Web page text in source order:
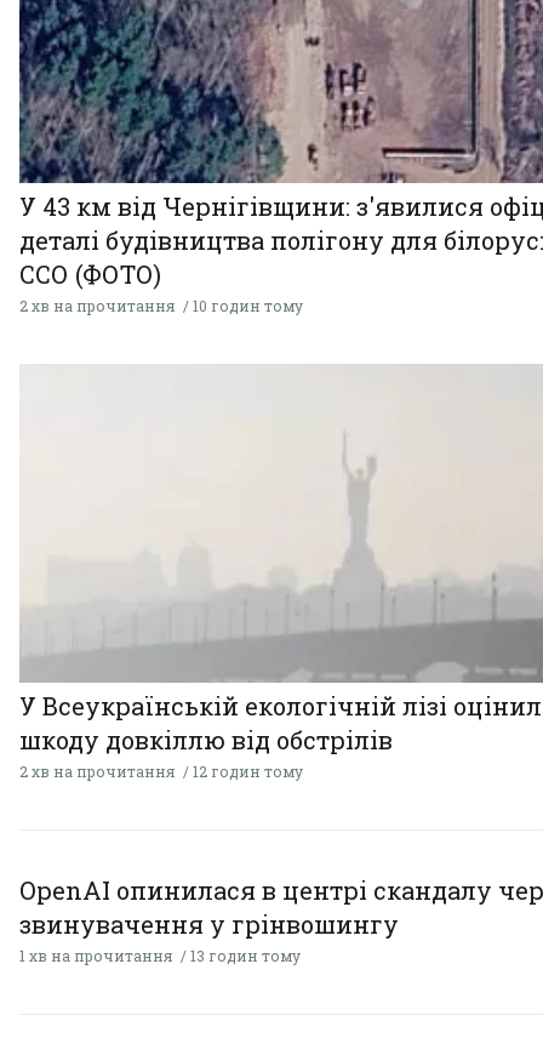
У 43 км від Чернігівщини: з'явилися
деталі будівництва полігону для
ССО (ФОТО)
2 хв на прочитання 10 годин тому
У Всеукраїнській екологічній лізі
шкоду довкіллю від обстрілів
2 хв на прочитання 12 годин тому
OpenAI опинилася в центрі скандалу
звинувачення у грінвошингу
1 хв на прочитання 13 годин тому